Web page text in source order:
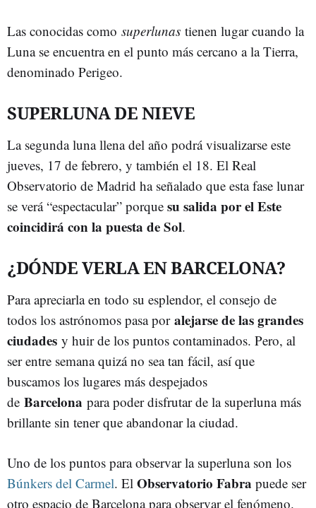
Las conocidas como superlunas tienen lugar cuando la
Luna se encuentra en el punto más cercano a la Tierra,
denominado Perigeo.
SUPERLUNA DE NIEVE
La segunda luna llena del año podrá visualizarse este
jueves, 17 de febrero, y también el 18. El Real
Observatorio de Madrid ha señalado que esta fase lunar
se verá “espectacular” porque su salida por el Este
coincidirá con la puesta de Sol.
¿DÓNDE VERLA EN BARCELONA?
Para apreciarla en todo su esplendor, el consejo de
todos los astrónomos pasa por alejarse de las grandes
ciudades y huir de los puntos contaminados. Pero, al
ser entre semana quizá no sea tan fácil, así que
buscamos los lugares más despejados
de Barcelona para poder disfrutar de la superluna más
brillante sin tener que abandonar la ciudad.
Uno de los puntos para observar la superluna son los
Búnkers del Carmel. El Observatorio Fabra puede ser
otro espacio de Barcelona para observar el fenómeno.